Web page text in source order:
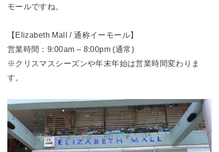
モールですね。
【Elizabeth Mall / 通称イーモール】
営業時間：9:00am – 8:00pm (通常)
※クリスマスシーズンや年末年始は営業時間変わりま
す。